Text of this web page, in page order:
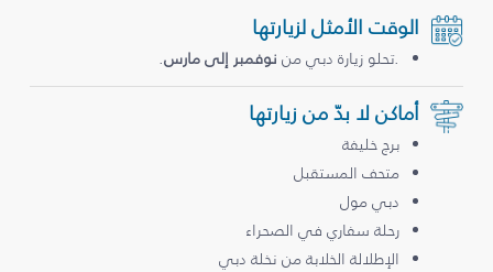
الوقت الأمثل لزيارتها
.تحلو زيارة دبي من نوفمبر إلى مارس.
أماكن لا بدّ من زيارتها
برج خليفة
متحف المستقبل
دبي مول
رحلة سفاري في الصحراء
الإطلالة الخلابة من نخلة دبي